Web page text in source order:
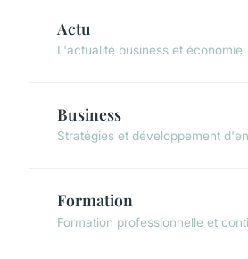
Actu
L'actualité business et économie
Business
Stratégies et développement
Formation
Formation professionnelle et